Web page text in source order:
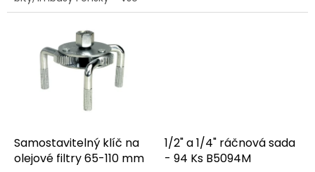
po ruce doma i na cestách.
Samostavitelný klíč na
olejové filtry 65-110 mm
1/2" a 1/4" ráčnová sada
- 94 Ks B5094M